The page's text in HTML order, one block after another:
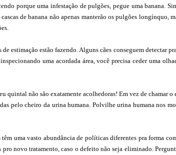
porque uma infestação de pulgões, pegue uma banana.
cascas de banana não apenas manterão os pulgões longínquo,
de estimação estão fazendo. Alguns cães conseguem detectar
uma acordada área, você precisa ceder uma
quintal não são exatamente acolhedoras! Em vez de chamar
pelo cheiro da urina humana. Polvilhe urina humana nos
têm uma vasto abundância de políticas diferentes pra forma
novo tratamento, caso o defeito não seja eliminado.